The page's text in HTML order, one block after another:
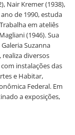
Nair Kremer (1938),
de 1990, estuda
em ateliês
(1946). Sua
Suzanna
realiza diversos
instalações das
e Habitar,
Federal. Em
a exposições,